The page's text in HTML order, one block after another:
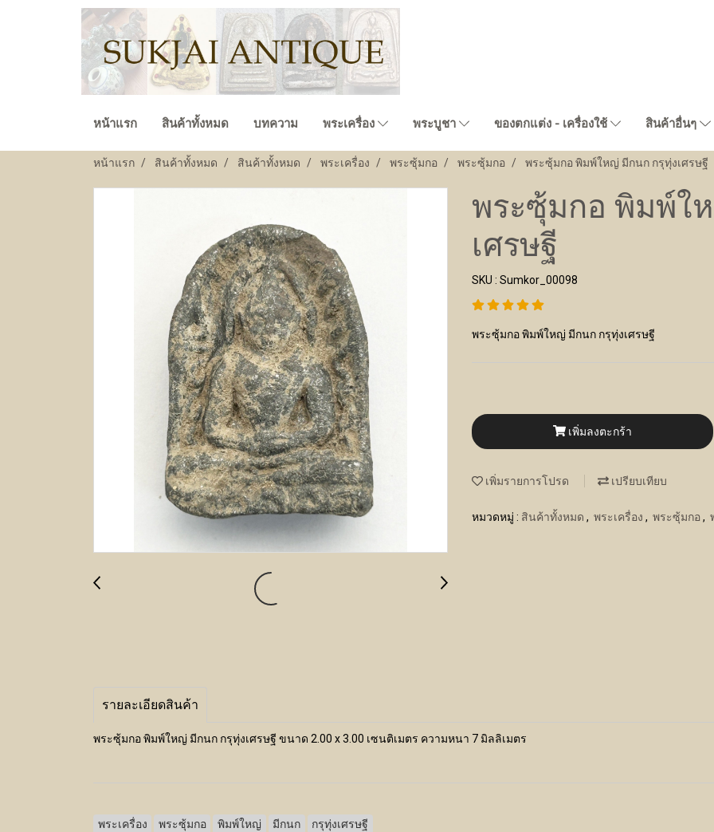
หน้าแรก สินค้าทั้งหมด บทความ พระเครื่อง พระบูชา ของตกแต่ง - เครื่องใช้ สินค้าอื่นๆ
หน้าแรก สินค้าทั้งหมด สินค้าทั้งหมด พระเครื่อง พระซุ้มกอ พระซุ้มกอ พระซุ้มกอ พิมพ์ใหญ่ มีกนก กรุทุ่งเศรษฐี
พระซุ้มกอ พิมพ์ใ
เศรษฐี
SKU : Sumkor_00098
พระซุ้มกอ พิมพ์ใหญ่ มีกนก กรุทุ่งเศรษฐี
เพิ่มลงตะกร้า
เพิ่มรายการโปรด เปรียบเทียบ
หมวดหมู่ : สินค้าทั้งหมด , พระเครื่อง , พระซุ้มกอ ,
รายละเอียดสินค้า
พระซุ้มกอ พิมพ์ใหญ่ มีกนก กรุทุ่งเศรษฐี ขนาด 2.00 x 3.00 เซนติเมตร ความหนา 7 มิลลิเมตร
พระเครื่อง พระซุ้มกอ พิมพ์ใหญ่ มีกนก กรุทุ่งเศรษฐี